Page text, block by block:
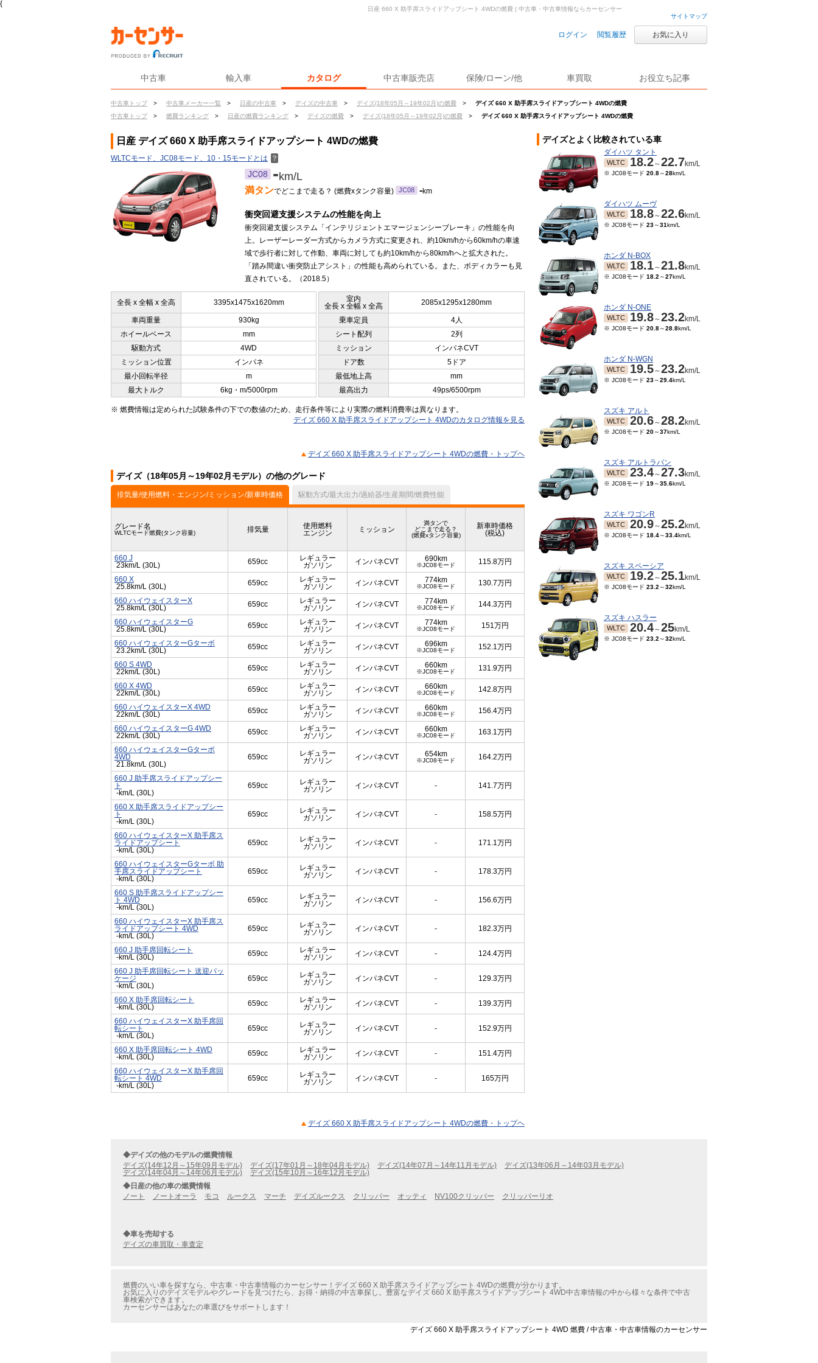
{
サイトマップ
ログイン 閲覧履歴 お気に入り
中古車 輸入車 カタログ 中古車販売店 保険/ローン/他 車買取 お役立ち記事
中古車トップ > 中古車メーカー一覧 > 日産の中古車 > デイズの中古車 > デイズ(18年05月～19年02月)の燃費 >
デイズ 660 X 助手席スライドアップシート 4WDの燃費
中古車トップ
> 燃費ランキング > 日産の燃費ランキング > デイズの燃費 > デイズ(18年05月～19年02月)の燃費 > デイズ 660 X 助手席スライドアップシート 4WDの燃費
日産 660 X 助手席スライドアップシート 4WDの燃費 | 中古車・中古車情報ならカーセンサー
日産 デイズ 660 X 助手席スライドアップシート 4WDの燃費
WLTCモード、JC08モード、10・15モードとは ？
JC08 -km/L
満タンでどこまで走る？ (燃費xタンク容量) JC08 -km
衝突回避支援システムの性能を向上
衝突回避支援システム「インテリジェントエマージェンシーブレーキ」の性能を向
上。レーザーレーダー方式からカメラ方式に変更され、約10km/hから60km/hの車速
域で歩行者に対して作動、車両に対しても約10km/hから80km/hへと拡大された。
「踏み間違い衝突防止アシスト」の性能も高められている。また、ボディカラーも見
直されている。（2018.5）
全長 x 全幅 x 全高 3395x1475x1620mm
室内
全長 x 全幅 x 全高
2085x1295x1280mm
車両重量 930kg 乗車定員
4人
ホイールベース
mm シート配列
2列
駆動方式
4WD ミッション
インパネCVT
ミッション位置
インパネ ドア数
5ドア
最小回転半径
m 最低地上高
mm
最大トルク
6kg・m/5000rpm 最高出力 49ps/6500rpm
※ 燃費情報は定められた試験条件の下での数値のため、走行条件等により実際の燃料消費率は異なります。
デイズ 660 X 助手席スライドアップシート 4WDのカタログ情報を見る
デイズ 660 X 助手席スライドアップシート 4WDの燃費・トップヘ
デイズ（18年05月～19年02月モデル）の他のグレード
排気量/使用燃料・エンジン/ミッション/新車時価格 駆動方式/最大出力/過給器/生産期間/燃費性能
グレード名
WLTCモード燃費(タンク容量) 排気量
使用燃料
エンジン
ミッション
満タンで
どこまで走る？
(燃費xタンク容量)
新車時価格
(税込)
660 J
23km/L (30L)
659cc
レギュラー
ガソリン
インパネCVT 690km
※JC08モード 115.8万円
660 X
25.8km/L (30L)
659cc
レギュラー
ガソリン
インパネCVT 774km
※JC08モード 130.7万円
660 ハイウェイスターX
25.8km/L (30L)
659cc
レギュラー
ガソリン
インパネCVT 774km
※JC08モード 144.3万円
660 ハイウェイスターG
25.8km/L (30L)
659cc
レギュラー
ガソリン
インパネCVT 774km
※JC08モード 151万円
660 ハイウェイスターGターボ
23.2km/L (30L)
659cc
レギュラー
ガソリン
インパネCVT 696km
※JC08モード 152.1万円
660 S 4WD
22km/L (30L)
659cc
レギュラー
ガソリン
インパネCVT 660km
※JC08モード 131.9万円
660 X 4WD
22km/L (30L)
659cc
レギュラー
ガソリン
インパネCVT 660km
※JC08モード 142.8万円
660 ハイウェイスターX 4WD
22km/L (30L)
659cc
レギュラー
ガソリン
インパネCVT 660km
※JC08モード 156.4万円
660 ハイウェイスターG 4WD
22km/L (30L)
659cc
レギュラー
ガソリン
インパネCVT 660km
※JC08モード 163.1万円
660 ハイウェイスターGターボ
4WD
21.8km/L (30L)
659cc
レギュラー
ガソリン
インパネCVT 654km
※JC08モード 164.2万円
660 J 助手席スライドアップシー
ト
-km/L (30L)
659cc
レギュラー
ガソリン
インパネCVT - 141.7万円
660 X 助手席スライドアップシー
ト
-km/L (30L)
659cc
レギュラー
ガソリン
インパネCVT - 158.5万円
660 ハイウェイスターX 助手席ス
ライドアップシート
-km/L (30L)
659cc
レギュラー
ガソリン
インパネCVT - 171.1万円
660 ハイウェイスターGターボ 助
手席スライドアップシート
-km/L (30L)
659cc
レギュラー
ガソリン
インパネCVT - 178.3万円
660 S 助手席スライドアップシー
ト 4WD
-km/L (30L)
659cc
レギュラー
ガソリン
インパネCVT - 156.6万円
660 ハイウェイスターX 助手席ス
ライドアップシート 4WD
-km/L (30L)
659cc
レギュラー
ガソリン
インパネCVT - 182.3万円
660 J 助手席回転シート
-km/L (30L)
659cc
レギュラー
ガソリン
インパネCVT - 124.4万円
660 J 助手席回転シート 送迎パッ
ケージ
-km/L (30L)
659cc
レギュラー
ガソリン
インパネCVT - 129.3万円
660 X 助手席回転シート
-km/L (30L)
659cc
レギュラー
ガソリン
インパネCVT - 139.3万円
660 ハイウェイスターX 助手席回
転シート
-km/L (30L)
659cc
レギュラー
ガソリン
インパネCVT - 152.9万円
660 X 助手席回転シート 4WD
-km/L (30L)
659cc
レギュラー
ガソリン
インパネCVT - 151.4万円
660 ハイウェイスターX 助手席回
転シート 4WD
-km/L (30L)
659cc
レギュラー
ガソリン
インパネCVT - 165万円
デイズ 660 X 助手席スライドアップシート 4WDの燃費・トップヘ
デイズとよく比較されている車
ダイハツ タント
WLTC 18.2～22.7km/L
※ JC08モード 20.8～28km/L
ダイハツ ムーヴ
WLTC 18.8～22.6km/L
※ JC08モード 23～31km/L
ホンダ N-BOX
WLTC 18.1～21.8km/L
※ JC08モード 18.2 ～27km/L
ホンダ N-ONE
WLTC 19.8～23.2km/L
※ JC08モード 20.8～28.8km/L
ホンダ N-WGN
WLTC 19.5～23.2km/L
※ JC08モード 23～29.4km/L
スズキ アルト
WLTC 20.6～28.2km/L
※ JC08モード 20～37km/L
スズキ アルトラパン
WLTC 23.4～27.3km/L
※ JC08モード 19～35.6km/L
スズキ ワゴンR
WLTC 20.9～25.2km/L
※ JC08モード 18.4～33.4km/L
スズキ スペーシア
WLTC 19.2～25.1km/L
※ JC08モード 23.2 ～32km/L
スズキ ハスラー
WLTC 20.4～25km/L
※ JC08モード 23.2 ～32km/L
◆デイズの他のモデルの燃費情報
デイズ(14年12月～15年09月モデル)
デイズ(17年01月～18年04月モデル) デイズ(14年07月～14年11月モデル)
デイズ(13年06月～14年03月モデル)
デイズ(14年04月～14年06月モデル)
デイズ(15年10月～16年12月モデル)
◆日産の他の車の燃費情報
ノート
ノートオーラ モコ ルークス マーチ デイズルークス クリッパー オッティ NV100クリッパー クリッパーリオ
◆車を売却する
デイズの車買取・車査定
燃費のいい車を探すなら、中古車・中古車情報のカーセンサー！デイズ 660 X 助手席スライドアップシート 4WDの燃費が分かります。
お気に入りのデイズモデルやグレードを見つけたら、お得・納得の中古車探し。豊富なデイズ 660 X 助手席スライドアップシート 4WD中古車情報の中から様々な条件で中古
車検索ができます。
カーセンサーはあなたの車選びをサポートします！
デイズ 660 X 助手席スライドアップシート 4WD 燃費 / 中古車・中古車情報のカーセンサー